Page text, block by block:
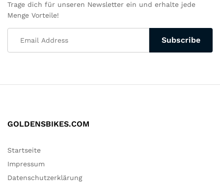
Trage dich für unseren Newsletter ein und erhalte jede
Menge Vorteile!
GOLDENSBIKES.COM
Startseite
Impressum
Datenschutzerklärung